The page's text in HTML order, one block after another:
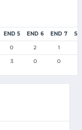
END 5 END 6 END 7
0 2 1
3 0 0